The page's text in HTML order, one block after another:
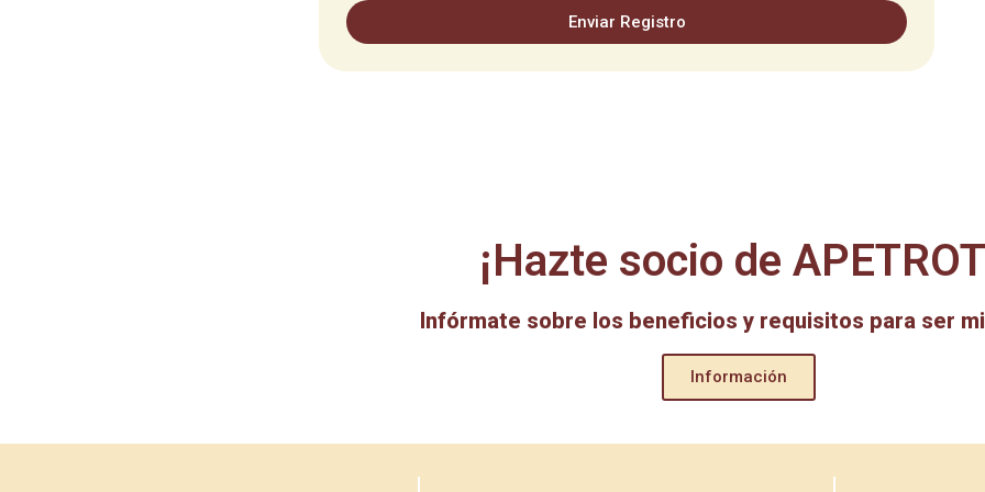
Enviar Registro
¡Hazte socio de
Infórmate sobre los beneficios y requisitos para ser
Información